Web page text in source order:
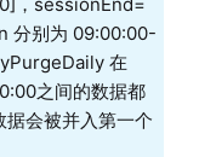
分别为 09:00:00-
在
之间的数据都
会被并入第一个